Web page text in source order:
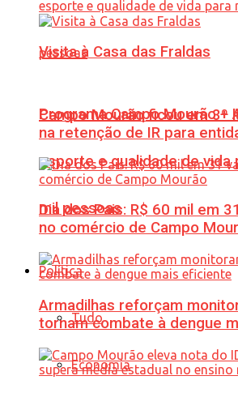
Programa Campo Mourão +
esporte e qualidade de vida
mil pessoas
Política
Tudo
Economia
Visita à Casa das Fraldas
Campo Mourão ficou em 3º
na retenção de IR para
Dia dos Pais: R$ 60 mil em
no comércio de Campo
Armadilhas reforçam
tornam combate à dengue